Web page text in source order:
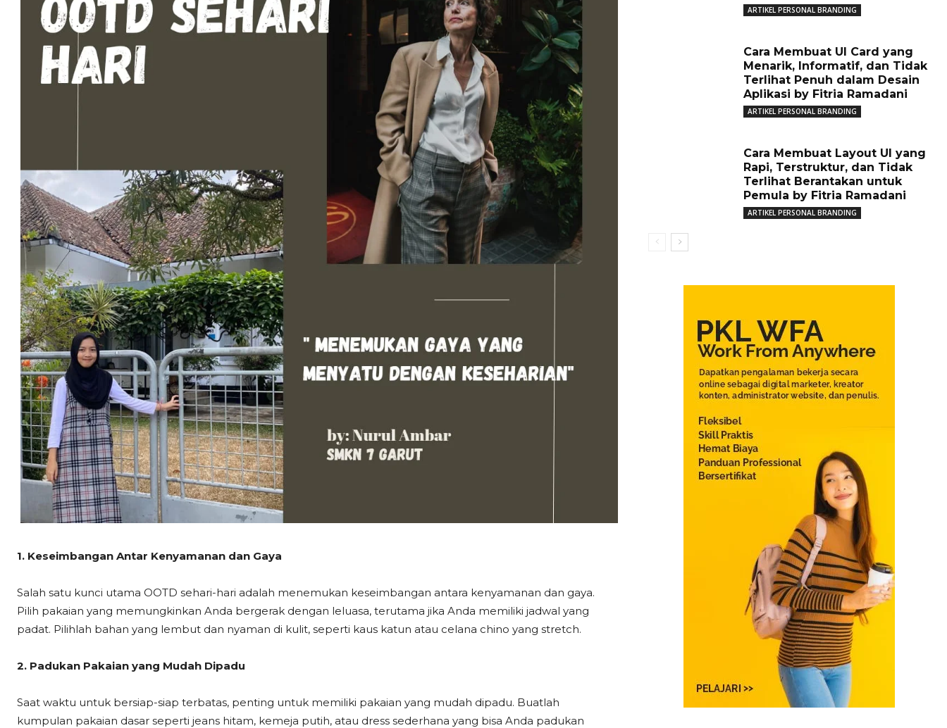
1. Keseimbangan Antar Kenyamanan dan Gaya
Salah satu kunci utama OOTD sehari-hari adalah menemukan keseimbangan antara kenyamanan dan gaya.
Pilih pakaian yang memungkinkan Anda bergerak dengan leluasa, terutama jika Anda memiliki jadwal yang
padat. Pilihlah bahan yang lembut dan nyaman di kulit, seperti kaus katun atau celana chino yang stretch.
2. Padukan Pakaian yang Mudah Dipadu
Saat waktu untuk bersiap-siap terbatas, penting untuk memiliki pakaian yang mudah dipadu. Buatlah
kumpulan pakaian dasar seperti jeans hitam, kemeja putih, atau dress sederhana yang bisa Anda padukan
ARTIKEL PERSONAL BRANDING
Cara Membuat UI Card yang
Menarik, Informatif, dan Tidak
Terlihat Penuh dalam Desain
Aplikasi by Fitria Ramadani
ARTIKEL PERSONAL BRANDING
Cara Membuat Layout UI yang
Rapi, Terstruktur, dan Tidak
Terlihat Berantakan untuk
Pemula by Fitria Ramadani
ARTIKEL PERSONAL BRANDING